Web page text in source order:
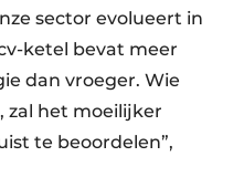
sector evolueert in
ketel bevat meer
dan vroeger. Wie
zal het moeilijker
te beoordelen”,